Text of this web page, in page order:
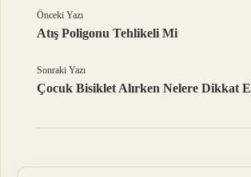
Önceki Yazı
Atış Poligonu Tehlikeli Mi
Sonraki Yazı
Çocuk Bisiklet Alırken Nelere Dikkat